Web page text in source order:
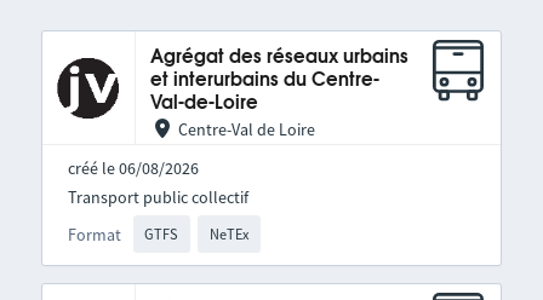
Agrégat des réseaux urbains
et interurbains du Centre-
Val-de-Loire
Centre-Val de Loire
créé le 06/08/2026
Format GTFS NeTEx
Transport public collectif